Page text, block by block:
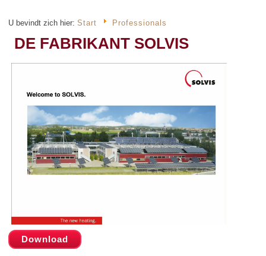
U bevindt zich hier:Start Professionals
DE FABRIKANT SOLVIS
Download